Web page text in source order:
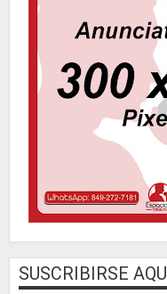
SUSCRIBIRSE AQUÍ